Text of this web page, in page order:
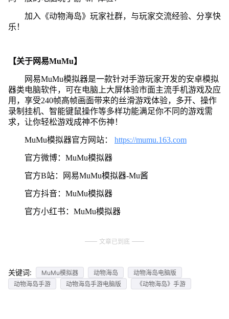
加入《动物海岛》玩家社群，与玩家交流经验、分享快
乐！
【关于网易MuMu】
网易MuMu模拟器是一款针对手游玩家开发的安卓模拟
器类电脑软件，可在电脑上大屏体验市面主流手机游戏及应
用，享受240帧高帧画面带来的丝滑游戏体验，多开、操作
录制挂机、智能键鼠操作等多样功能满足你不同的游戏需
求，让你轻松游戏成神不伤神！
MuMu模拟器官方网站： https://mumu.163.com
官方微博：MuMu模拟器
官方B站：网易MuMu模拟器-Mu酱
官方抖音：MuMu模拟器
官方小红书：MuMu模拟器
文章已到底
关键词: MuMu模拟器 动物海岛
动物海岛电脑版
动物海岛手游
动物海岛手游电脑版 《动物海岛》手游